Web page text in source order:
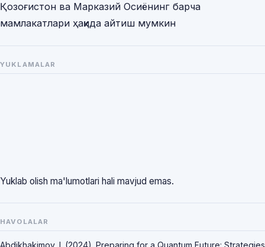
Қозоғистон ва Марказий Осиёнинг барча
мамлакатлари ҳақида айтиш мумкин
YUKLAMALAR
Yuklab olish ma'lumotlari hali mavjud emas.
HAVOLALAR
Abdikhakimov, I. (2024). Preparing for a Quantum Future: Strategies